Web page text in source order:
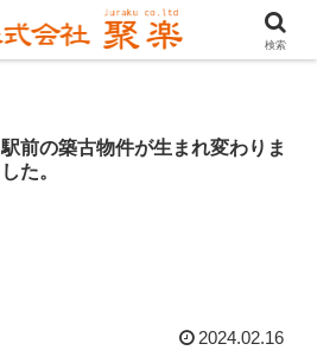
駅前の築古物件が生まれ変わりま
した。
2024.02.16
検索